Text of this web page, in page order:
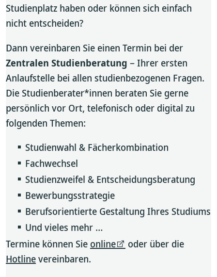
Studienplatz haben oder können sich einfach
nicht entscheiden?
Dann vereinbaren Sie einen Termin bei der
Zentralen Studienberatung – Ihrer ersten
Anlaufstelle bei allen studienbezogenen Fragen.
Die Studienberater*innen beraten Sie gerne
persönlich vor Ort, telefonisch oder digital zu
folgenden Themen:
Studienwahl & Fächerkombination
Fachwechsel
Studienzweifel & Entscheidungsberatung
Bewerbungsstrategie
Berufsorientierte Gestaltung Ihres Studiums
Und vieles mehr …
Termine können Sie online
oder über die
Hotlinevereinbaren.